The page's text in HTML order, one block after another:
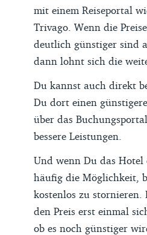
mit einem Reiseportal
Trivago. Wenn die
deutlich günstiger sind
dann lohnt sich die
Du kannst auch direkt
Du dort einen
über das
bessere Leistungen.
Und wenn Du das
häufig die Möglichkeit,
kostenlos zu
den Preis erst einmal
ob es noch günstiger